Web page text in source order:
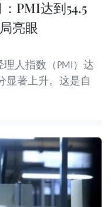
PMI达到54.5
亮眼
人指数（PMI）达
显著上升。这是自